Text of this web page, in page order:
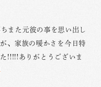
また元彼の事を思い出し
、家族の暖かさを今日特
!!!!!ありがとうございま